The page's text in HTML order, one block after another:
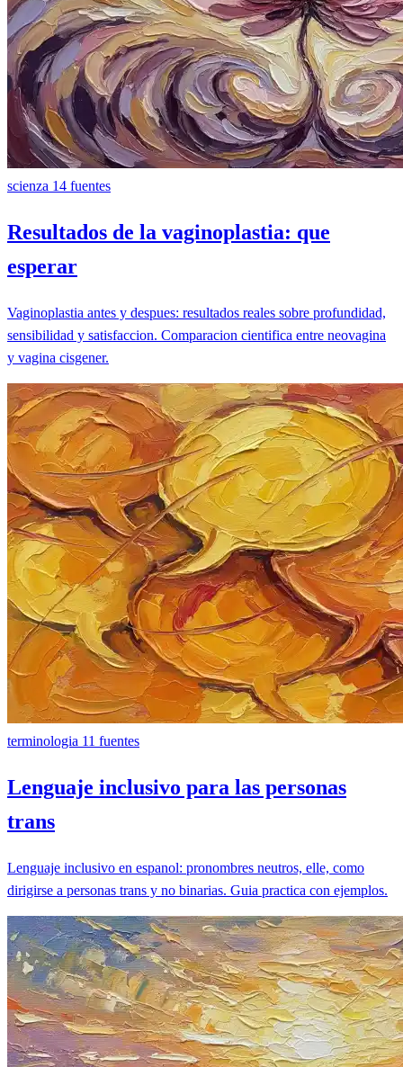
scienza 14 fuentes
Resultados de la vaginoplastia: que
esperar
Vaginoplastia antes y despues: resultados reales sobre profundidad,
sensibilidad y satisfaccion. Comparacion cientifica entre neovagina
y vagina cisgener.
terminologia 11 fuentes
Lenguaje inclusivo para las personas
trans
Lenguaje inclusivo en espanol: pronombres neutros, elle, como
dirigirse a personas trans y no binarias. Guia practica con ejemplos.